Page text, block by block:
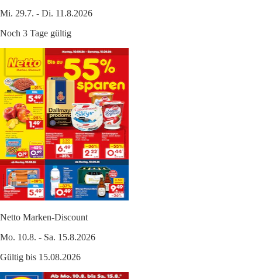
Mi. 29.7. - Di. 11.8.2026
Noch 3 Tage gültig
Netto Marken-Discount
Mo. 10.8. - Sa. 15.8.2026
Gültig bis 15.08.2026